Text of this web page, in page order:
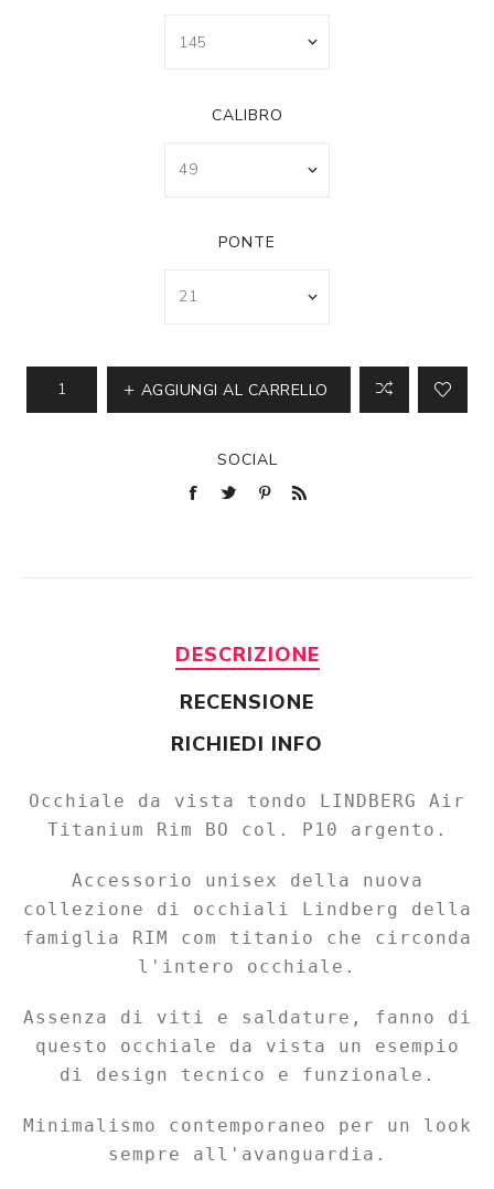
CALIBRO
PONTE
AGGIUNGI AL CARRELLO
SOCIAL
DESCRIZIONE
RECENSIONE
RICHIEDI INFO
Occhiale da vista tondo LINDBERG Air
Titanium Rim BO col. P10 argento.
Accessorio unisex della nuova
collezione di occhiali Lindberg della
famiglia RIM com titanio che circonda
l'intero occhiale.
Assenza di viti e saldature, fanno di
questo occhiale da vista un esempio
di design tecnico e funzionale.
Minimalismo contemporaneo per un look
sempre all'avanguardia.